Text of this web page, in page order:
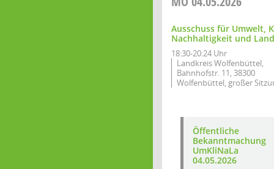
Ausschuss für Umwelt,
Nachhaltigkeit und
18:30-20:24 Uhr
Landkreis Wolfenbüttel,
Bahnhofstr. 11, 38300
Wolfenbüttel, großer
Öffentliche
Bekanntmachung
UmKliNaLa
04.05.2026